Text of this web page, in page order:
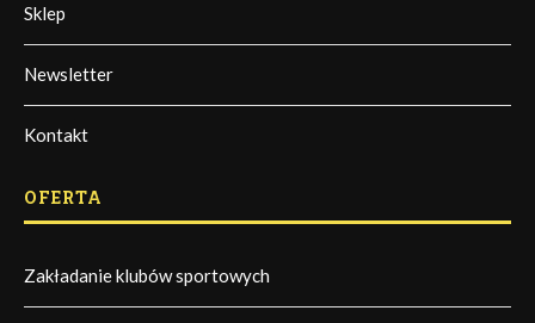
Sklep
Newsletter
Kontakt
OFERTA
Zakładanie klubów sportowych